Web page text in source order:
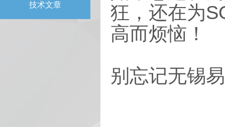
技术文章
狂，还在为
高而烦恼！
别忘记无锡